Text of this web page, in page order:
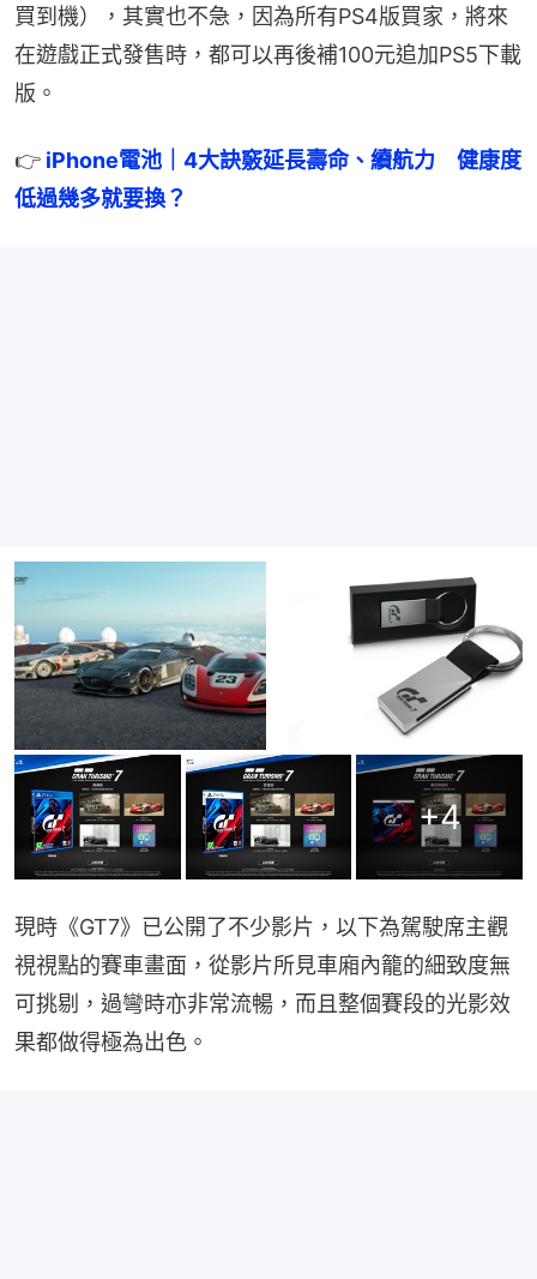
買到機），其實也不急，因為所有PS4版買家，將來
在遊戲正式發售時，都可以再後補100元追加PS5下載
版。
👉 iPhone電池｜4大訣竅延長壽命、續航力　健康度
低過幾多就要換？
+4
現時《GT7》已公開了不少影片，以下為駕駛席主觀
視視點的賽車畫面，從影片所見車廂內籠的細致度無
可挑剔，過彎時亦非常流暢，而且整個賽段的光影效
果都做得極為出色。